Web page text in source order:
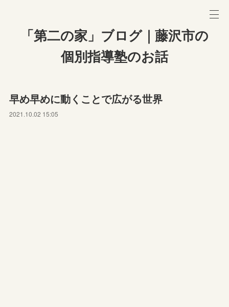
「第二の家」ブログ｜藤沢市の
個別指導塾のお話
早め早めに動くことで広がる世界
2021.10.02 15:05